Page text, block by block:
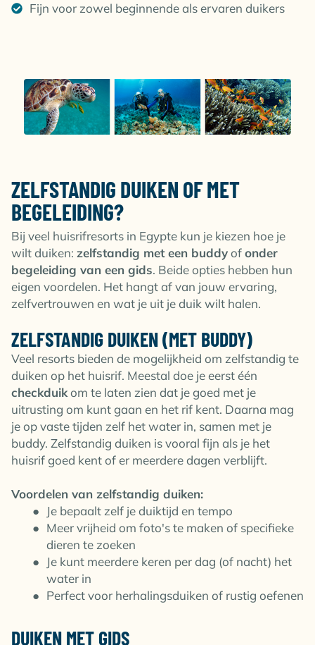
Fijn voor zowel beginnende als ervaren duikers
ZELFSTANDIG DUIKEN OF MET
BEGELEIDING?
Bij veel huisrifresorts in Egypte kun je kiezen hoe je
wilt duiken: zelfstandig met een buddyofonder
begeleiding van een gids. Beide opties hebben hun
eigen voordelen. Het hangt af van jouw ervaring,
zelfvertrouwen en wat je uit je duik wilt halen.
ZELFSTANDIG DUIKEN (MET BUDDY)
Veel resorts bieden de mogelijkheid om zelfstandig te
duiken op het huisrif. Meestal doe je eerst één
checkduikom te laten zien dat je goed met je
uitrusting om kunt gaan en het rif kent. Daarna mag
je op vaste tijden zelf het water in, samen met je
buddy. Zelfstandig duiken is vooral fijn als je het
huisrif goed kent of er meerdere dagen verblijft.
Voordelen van zelfstandig duiken:
Je bepaalt zelf je duiktijd en tempo
Meer vrijheid om foto's te maken of specifieke
dieren te zoeken
Je kunt meerdere keren per dag (of nacht) het
water in
Perfect voor herhalingsduiken of rustig oefenen
DUIKEN MET GIDS